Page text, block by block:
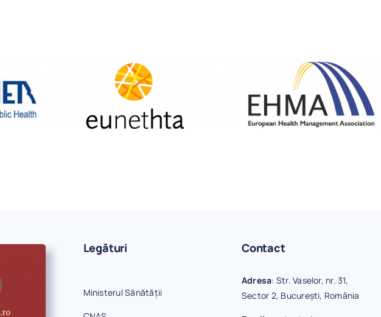
Legături
Ministerul Sănătății
Contact
Adresa: Str. Vaselor, nr. 31,
Sector 2, București, România